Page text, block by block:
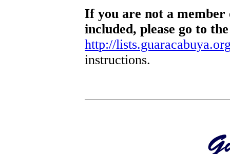
If you are not a
included, please go to
http://
instructions.